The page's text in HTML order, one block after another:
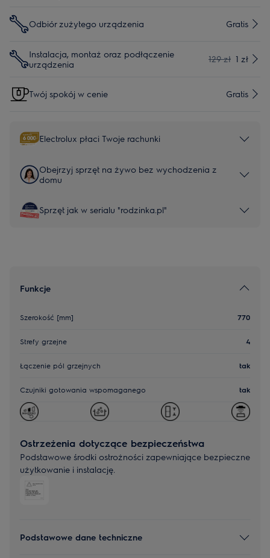
Odbiór zużytego urządzenia Gratis
Instalacja, montaż oraz podłączenie
urządzenia
129 zł 1 zł
Twój spokój w cenie Gratis
Electrolux płaci Twoje rachunki
Obejrzyj sprzęt na żywo bez wychodzenia z
domu
Sprzęt jak w serialu "rodzinka.pl"
Funkcje
Szerokość [mm] 770
Strefy grzejne 4
Łączenie pól grzejnych tak
Czujniki gotowania wspomaganego tak
Ostrzeżenia dotyczące bezpieczeństwa
Podstawowe środki ostrożności zapewniające bezpieczne
użytkowanie i instalację.
Podstawowe dane techniczne